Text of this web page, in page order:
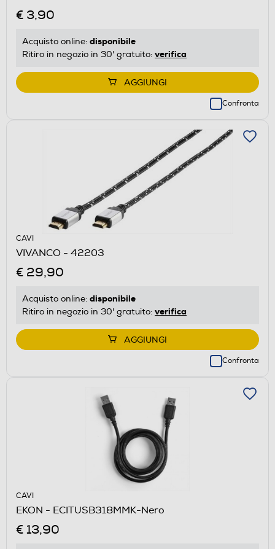
€ 3,90
Acquisto online: disponibile
Ritiro in negozio in 30' gratuito: verifica
AGGIUNGI
Confronta
CAVI
VIVANCO - 42203
€ 29,90
Acquisto online: disponibile
Ritiro in negozio in 30' gratuito: verifica
AGGIUNGI
Confronta
CAVI
EKON - ECITUSB318MMK-Nero
€ 13,90